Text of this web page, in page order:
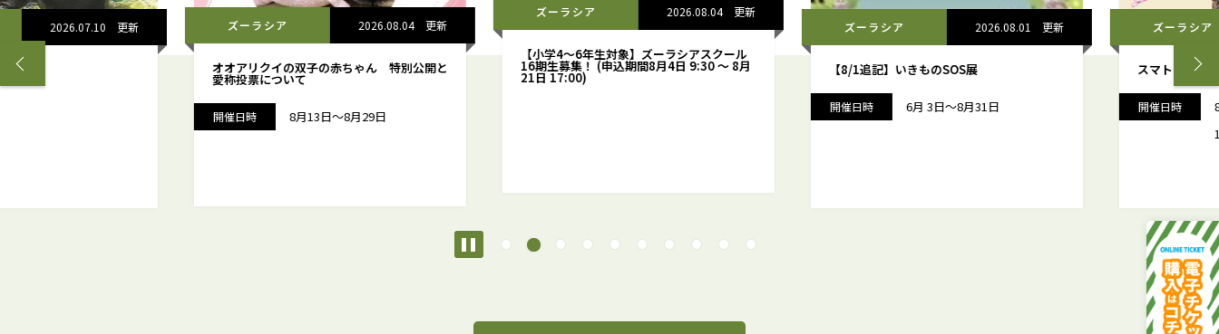
2026.07.10 更新 ズーラシア 2026.08.04 更新
オオアリクイの双子の赤ちゃん 特別公開と
愛称投票について
開催日時 8月13日～8月29日
ズーラシア 2026.08.04 更新
【小学4～6年生対象】ズーラシアスクール
16期生募集！ (申込期間8月4日 9:30 ～ 8月
21日 17:00)
ズーラシア 2026.08.01 更新
【8/1追記】いきものSOS展
開催日時 6月 3日～8月31日
ズーラシア
スマトラトラ 誕生
開催日時
8月